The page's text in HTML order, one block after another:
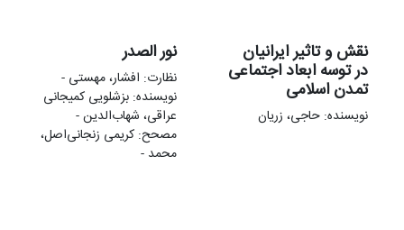
نقش و تاثیر ایرانیان
در توسه ابعاد اجتماعی
تمدن اسلامی
نویسنده: حاجی، زریان
نور الصدر
نظارت: افشار، مهستی -
نویسنده: بزشلویی کمیجانی
عراقی، شهاب‌الدین -
مصحح: کریمی زنجانی‌اصل،
محمد -